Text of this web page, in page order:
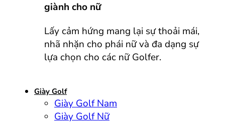
giành cho nữ
Lấy cảm hứng mang lại sự thoải mái,
nhã nhặn cho phái nữ và đa dạng sự
lựa chọn cho các nữ Golfer.
Giày Golf
Giày Golf Nam
Giày Golf Nữ